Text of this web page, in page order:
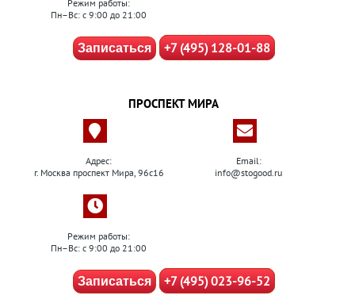
Режим работы:
Пн–Вс: с 9:00 до 21:00
Записаться +7 (495) 128-01-88
ПРОСПЕКТ МИРА
Адрес:
г. Москва проспект Мира, 96с16
Email:
info@stogood.ru
Режим работы:
Пн–Вс: с 9:00 до 21:00
Записаться +7 (495) 023-96-52